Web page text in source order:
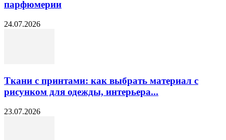
парфюмерии
24.07.2026
Ткани с принтами: как выбрать материал с
рисунком для одежды, интерьера...
23.07.2026